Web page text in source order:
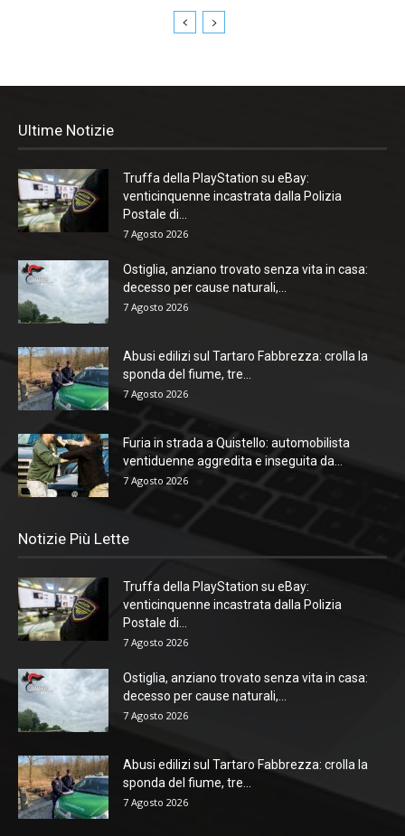
Ultime Notizie
Truffa della PlayStation su eBay:
venticinquenne incastrata dalla Polizia
Postale di...
7 Agosto 2026
Ostiglia, anziano trovato senza vita in casa:
decesso per cause naturali,...
7 Agosto 2026
Abusi edilizi sul Tartaro Fabbrezza: crolla la
sponda del fiume, tre...
7 Agosto 2026
Furia in strada a Quistello: automobilista
ventiduenne aggredita e inseguita da...
7 Agosto 2026
Notizie Più Lette
Truffa della PlayStation su eBay:
venticinquenne incastrata dalla Polizia
Postale di...
7 Agosto 2026
Ostiglia, anziano trovato senza vita in casa:
decesso per cause naturali,...
7 Agosto 2026
Abusi edilizi sul Tartaro Fabbrezza: crolla la
sponda del fiume, tre...
7 Agosto 2026